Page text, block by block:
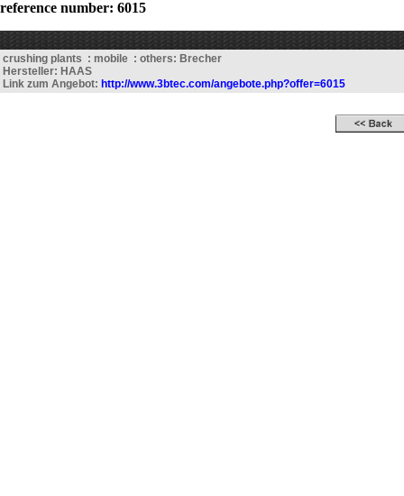
reference number: 6015
crushing plants : mobile : others: Brecher
Hersteller: HAAS
Link zum Angebot: http://www.3btec.com/angebote.php?offer=6015